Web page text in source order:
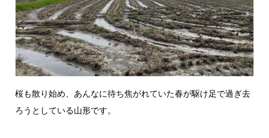
桜も散り始め、あんなに待ち焦がれていた春が駆け足で過ぎ去
ろうとしている山形です。